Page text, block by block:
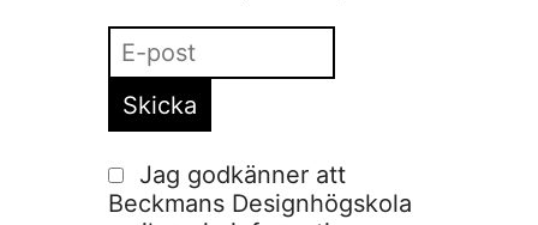
Jag godkänner att
Beckmans Designhögskola